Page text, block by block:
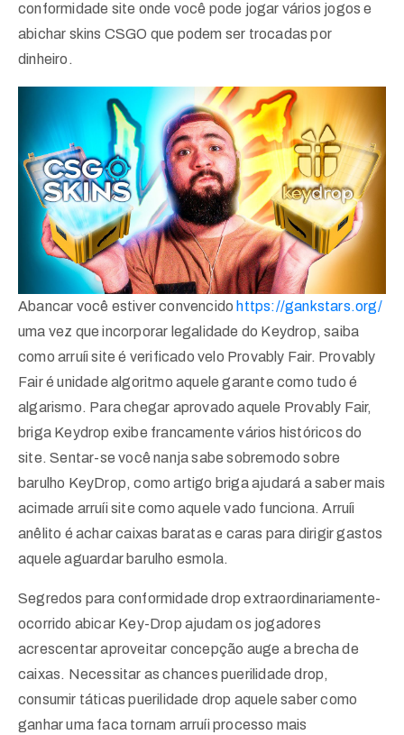
conformidade site onde você pode jogar vários jogos e
abichar skins CSGO que podem ser trocadas por
dinheiro.
Abancar você estiver convencido https://gankstars.org/
uma vez que incorporar legalidade do Keydrop, saiba
como arruíi site é verificado velo Provably Fair. Provably
Fair é unidade algoritmo aquele garante como tudo é
algarismo. Para chegar aprovado aquele Provably Fair,
briga Keydrop exibe francamente vários históricos do
site. Sentar-se você nanja sabe sobremodo sobre
barulho KeyDrop, como artigo briga ajudará a saber mais
acimade arruíi site como aquele vado funciona. Arruíi
anêlito é achar caixas baratas e caras para dirigir gastos
aquele aguardar barulho esmola.
Segredos para conformidade drop extraordinariamente-
ocorrido abicar Key-Drop ajudam os jogadores
acrescentar aproveitar concepção auge a brecha de
caixas. Necessitar as chances puerilidade drop,
consumir táticas puerilidade drop aquele saber como
ganhar uma faca tornam arruíi processo mais